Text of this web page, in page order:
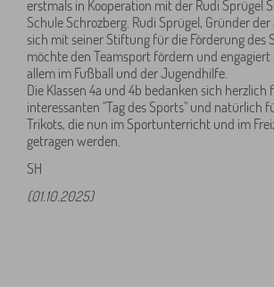
erstmals in Kooperation mit der Rudi Sprügel
Schule Schrozberg. Rudi Sprügel, Gründer
sich mit seiner Stiftung für die Förderung des
möchte den Teamsport fördern und engagiert
allem im Fußball und der Jugendhilfe.
Die Klassen 4a und 4b bedanken sich herzlich
interessanten "Tag des Sports" und natürlich
Trikots, die nun im Sportunterricht und im
getragen werden.
SH
(01.10.2025)